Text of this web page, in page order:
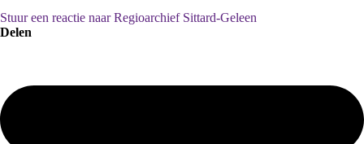
Stuur een reactie naar Regioarchief Sittard-Geleen
Delen